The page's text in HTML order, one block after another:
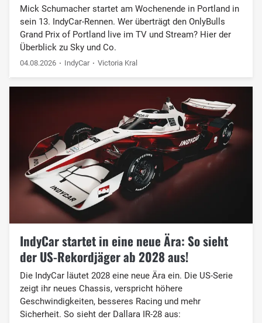
Mick Schumacher startet am Wochenende in Portland in
sein 13. IndyCar-Rennen. Wer überträgt den OnlyBulls
Grand Prix of Portland live im TV und Stream? Hier der
Überblick zu Sky und Co.
04.08.2026 IndyCar Victoria Kral
IndyCar startet in eine neue Ära: So sieht
der US-Rekordjäger ab 2028 aus!
Die IndyCar läutet 2028 eine neue Ära ein. Die US-Serie
zeigt ihr neues Chassis, verspricht höhere
Geschwindigkeiten, besseres Racing und mehr
Sicherheit. So sieht der Dallara IR-28 aus: